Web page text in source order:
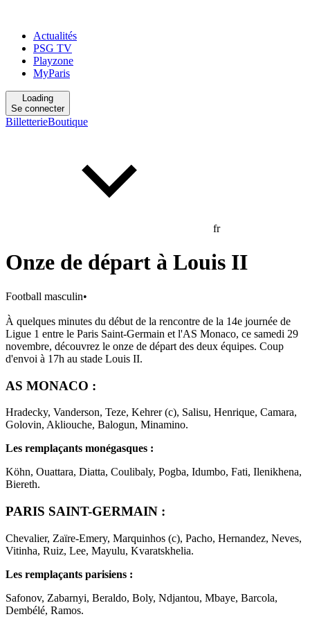
Actualités
PSG TV
Playzone
MyParis
Loading
Se connecter
BilletterieBoutique
fr
Onze de départ à Louis II
Football masculin•
À quelques minutes du début de la rencontre de la 14e journée de
Ligue 1 entre le Paris Saint-Germain et l'AS Monaco, ce samedi 29
novembre, découvrez le onze de départ des deux équipes. Coup
d'envoi à 17h au stade Louis II.
AS MONACO :
Hradecky, Vanderson, Teze, Kehrer (c), Salisu, Henrique, Camara,
Golovin, Akliouche, Balogun, Minamino.
Les remplaçants monégasques :
Köhn, Ouattara, Diatta, Coulibaly, Pogba, Idumbo, Fati, Ilenikhena,
Biereth.
PARIS SAINT-GERMAIN :
Chevalier, Zaïre-Emery, Marquinhos (c), Pacho, Hernandez, Neves,
Vitinha, Ruiz, Lee, Mayulu, Kvaratskhelia.
Les remplaçants parisiens :
Safonov, Zabarnyi, Beraldo, Boly, Ndjantou, Mbaye, Barcola,
Dembélé, Ramos.